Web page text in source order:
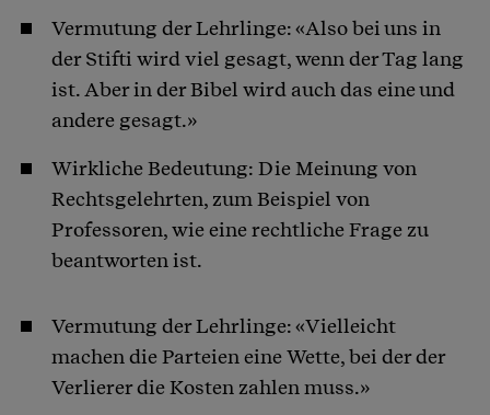
Vermutung der Lehrlinge: «Also bei uns in
der Stifti wird viel gesagt, wenn der Tag lang
ist. Aber in der Bibel wird auch das eine und
andere gesagt.»
Wirkliche Bedeutung: Die Meinung von
Rechtsgelehrten, zum Beispiel von
Professoren, wie eine rechtliche Frage zu
beantworten ist.
Vermutung der Lehrlinge: «Vielleicht
machen die Parteien eine Wette, bei der der
Verlierer die Kosten zahlen muss.»